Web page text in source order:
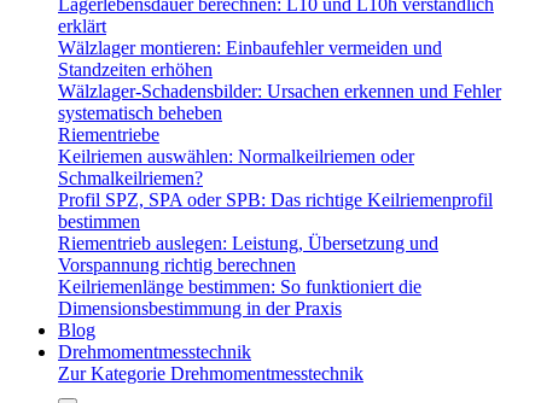
Lagerlebensdauer berechnen: L10 und L10h verständlich
erklärt
Wälzlager montieren: Einbaufehler vermeiden und
Standzeiten erhöhen
Wälzlager-Schadensbilder: Ursachen erkennen und Fehler
systematisch beheben
Riementriebe
Keilriemen auswählen: Normalkeilriemen oder
Schmalkeilriemen?
Profil SPZ, SPA oder SPB: Das richtige Keilriemenprofil
bestimmen
Riementrieb auslegen: Leistung, Übersetzung und
Vorspannung richtig berechnen
Keilriemenlänge bestimmen: So funktioniert die
Dimensionsbestimmung in der Praxis
Blog
Drehmomentmesstechnik
Zur Kategorie Drehmomentmesstechnik